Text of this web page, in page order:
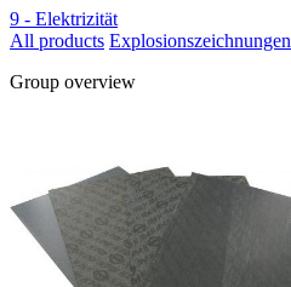
9 - Elektrizität
All products Explosionszeichnungen
Group overview